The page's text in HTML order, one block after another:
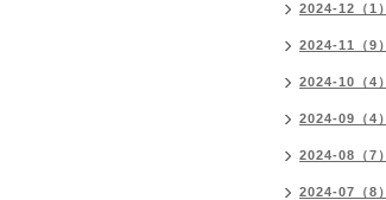
2024-12（1）
2024-11（9）
2024-10（4）
2024-09（4）
2024-08（7）
2024-07（8）